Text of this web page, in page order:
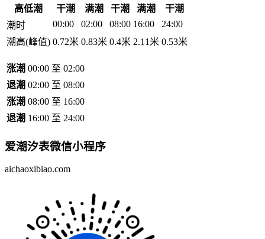
高低潮 干潮 满潮 干潮 满潮
干潮
潮时
00:00 02:00 08:00 16:00
24:00
潮高(峰值) 0.72米 0.83米 0.4米 2.11米 0.53米
涨潮 00:00 至 02:00
退潮 02:00 至 08:00
涨潮 08:00 至 16:00
退潮 16:00 至 24:00
爱潮汐表微信小程序
aichaoxibiao.com